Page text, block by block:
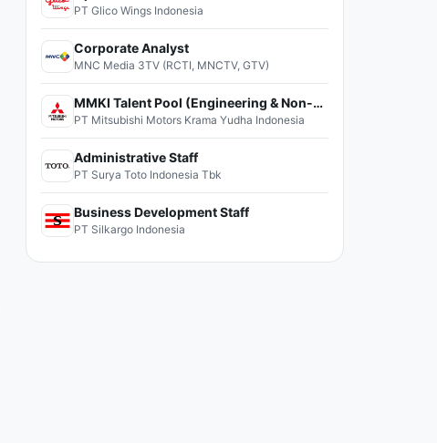
PT Glico Wings Indonesia
Corporate Analyst
MNC Media 3TV (RCTI, MNCTV, GTV)
MMKI Talent Pool (Engineering & Non-Engineering)
PT Mitsubishi Motors Krama Yudha Indonesia
Administrative Staff
PT Surya Toto Indonesia Tbk
Business Development Staff
PT Silkargo Indonesia